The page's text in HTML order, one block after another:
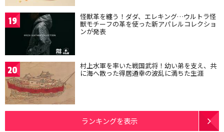
19 怪獣革を纏う！ダダ、エレキング…ウルトラ怪
獣モチーフの革を使った新アパレルコレクショ
ンが発表
20 村上水軍を率いた戦国武将！幼い弟を支え、共
に海へ散った得居通幸の波乱に満ちた生涯
ランキングを表示